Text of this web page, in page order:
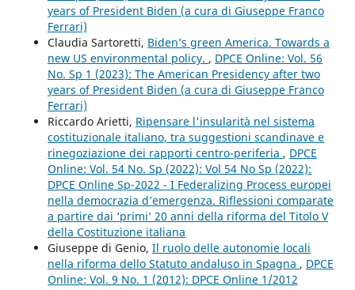
years of President Biden (a cura di Giuseppe Franco
Ferrari)
Claudia Sartoretti, Biden’s green America. Towards a
new US environmental policy. , DPCE Online: Vol. 56
No. Sp 1 (2023): The American Presidency after two
years of President Biden (a cura di Giuseppe Franco
Ferrari)
Riccardo Arietti, Ripensare l'insularità nel sistema
costituzionale italiano, tra suggestioni scandinave e
rinegoziazione dei rapporti centro-periferia , DPCE
Online: Vol. 54 No. Sp (2022): Vol 54 No Sp (2022):
DPCE Online Sp-2022 - I Federalizing Process europei
nella democrazia d’emergenza. Riflessioni comparate
a partire dai ‘primi’ 20 anni della riforma del Titolo V
della Costituzione italiana
Giuseppe di Genio, Il ruolo delle autonomie locali
nella riforma dello Statuto andaluso in Spagna , DPCE
Online: Vol. 9 No. 1 (2012): DPCE Online 1/2012